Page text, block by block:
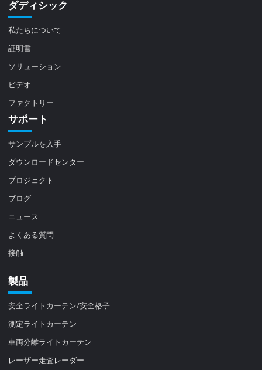
ダディシック
私たちについて
証明書
ソリューション
ビデオ
ファクトリー
サポート
サンプルを入手
ダウンロードセンター
プロジェクト
ブログ
ニュース
よくある質問
接触
製品
安全ライトカーテン/安全格子
測定ライトカーテン
車両分離ライトカーテン
レーザー走査レーダー